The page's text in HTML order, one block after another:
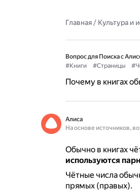
Главная/ Культура и
Вопрос для Поиска с
#Книги
#Страницы
Почему в книгах
Алиса
На основе источников,
Обычно в книгах
используются
Чётные числа
прямых (правых).